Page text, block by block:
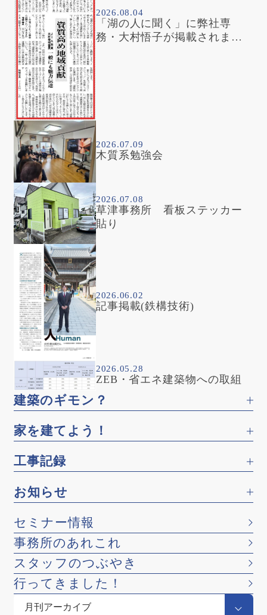
2026.08.04
「湖の人に聞く」に弊社専
務・大村悟子が掲載されまし
2026.07.09
木質系勉強会
2026.07.08
草津事務所 看板ステッカー
貼り
2026.06.02
記事掲載(鉄構技術)
2026.05.28
ZEB・省エネ建築物への取組
建築のギモン？
家を建てよう！
工事記録
お知らせ
セミナー情報
事務所のあれこれ
スタッフのつぶやき
行ってきました！